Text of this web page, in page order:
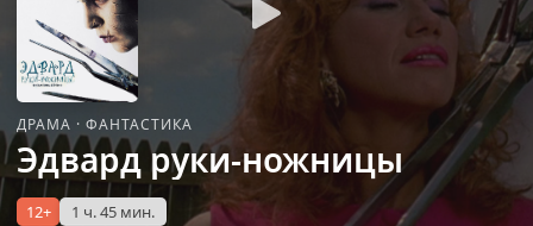
ДРАМА · ФАНТАСТИКА
Эдвард руки-ножницы
12+ 1 ч. 45 мин.